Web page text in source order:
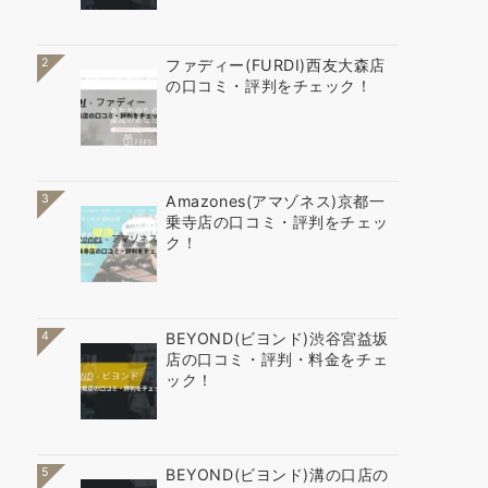
2
ファディー(FURDI)西友大森店
の口コミ・評判をチェック！
3
Amazones(アマゾネス)京都一
乗寺店の口コミ・評判をチェッ
ク！
4
BEYOND(ビヨンド)渋谷宮益坂
店の口コミ・評判・料金をチェ
ック！
5
BEYOND(ビヨンド)溝の口店の